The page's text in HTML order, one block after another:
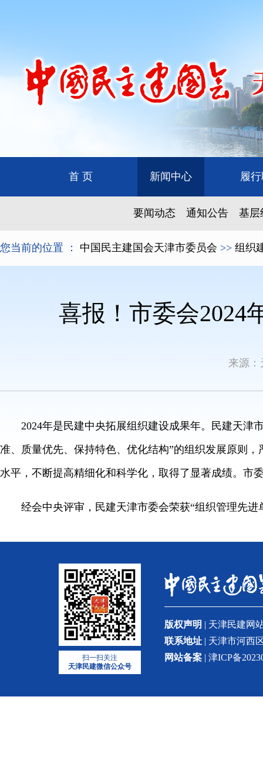
首 页 新闻中心 履
要闻动态 通知公告 基层
您当前的位置 ： 中国民主建国会天津市委员会 >> 组织
喜报！市委会2024
来源
2024年是民建中央拓展组织建设成果年。民建天津
准、质量优先、保持特色、优化结构”的组织发展原则
水平，不断提高精细化和科学化，取得了显著成绩。市
经会中央评审，民建天津市委会荣获“组织管理先进
扫一扫关注
天津民建微信公众号
版权声明 | 天津民建网
联系地址 | 天津市河西
网站备案 | 津ICP备